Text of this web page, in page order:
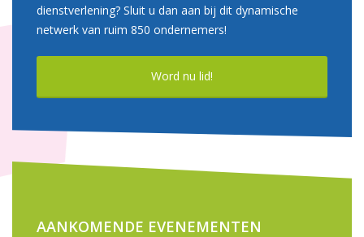
dienstverlening? Sluit u dan aan bij dit dynamische
netwerk van ruim 850 ondernemers!
Word nu lid!
AANKOMENDE EVENEMENTEN